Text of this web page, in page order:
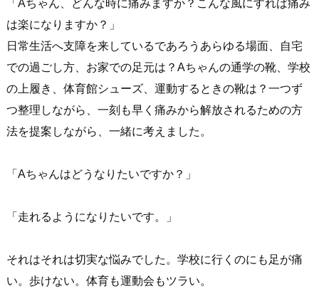
「Aちゃん、どんな時に痛みますか？こんな風にすれば痛み
は楽になりますか？」
日常生活へ支障を来しているであろうあらゆる場面、自宅
での過ごし方、お家での足元は？Aちゃんの通学の靴、学校
の上履き、体育館シューズ、運動するときの靴は？一つず
つ整理しながら、一刻も早く痛みから解放されるための方
法を提案しながら、一緒に考えました。
「Aちゃんはどうなりたいですか？」
「走れるようになりたいです。」
それはそれは切実な悩みでした。学校に行くのにも足が痛
い。歩けない。体育も運動会もツラい。